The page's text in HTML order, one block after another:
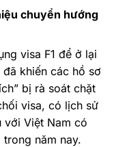
chuyển hướng
visa F1 để ở lại
khiến các hồ sơ
bị rà soát chặt
visa, có lịch sử
với Việt Nam có
năm nay.